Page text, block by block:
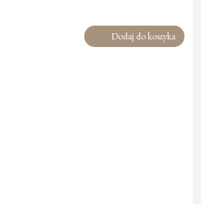
Dodaj do koszyka